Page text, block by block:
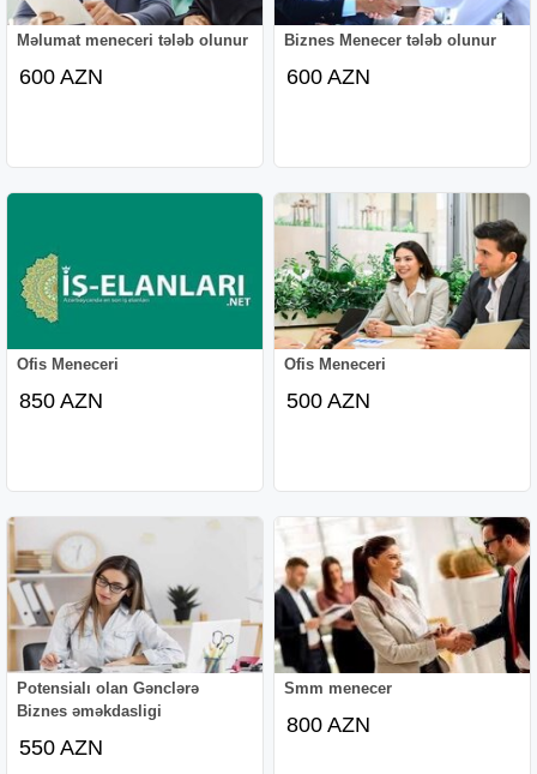
Məlumat meneceri tələb olunur
600 AZN
Biznes Menecer tələb olunur
600 AZN
Ofis Meneceri
850 AZN
Ofis Meneceri
500 AZN
Potensialı olan Gənclərə
Biznes əməkdasligi
550 AZN
Smm menecer
800 AZN